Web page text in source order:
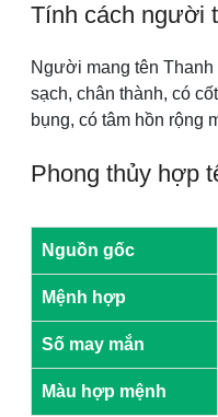
Tính cách người
Người mang tên
sạch, chân thành, có
bụng, có tâm hồn rộng
Phong thủy hợp
Nguồn gốc
Mệnh hợp
Số may mắn
Màu hợp mệnh